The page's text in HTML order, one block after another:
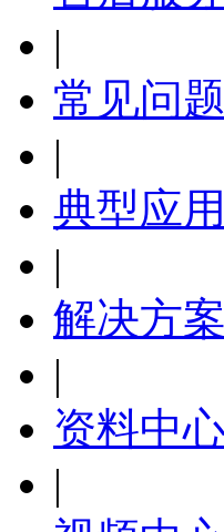
|
常见问题
|
典型应用
|
解决方案
|
资料中
|